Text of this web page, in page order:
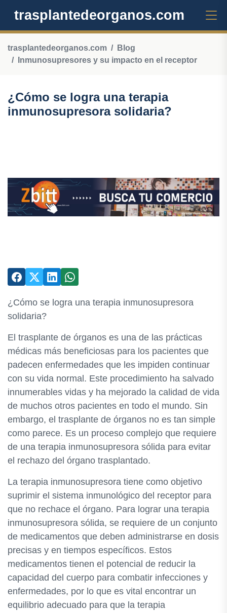
trasplantedeorganos.com
trasplantedeorganos.com
Blog
Inmunosupresores y su impacto en el receptor
¿Cómo se logra una terapia
inmunosupresora solidaria?
¿Cómo se logra una terapia inmunosupresora
solidaria?
El trasplante de órganos es una de las prácticas
médicas más beneficiosas para los pacientes que
padecen enfermedades que les impiden continuar
con su vida normal. Este procedimiento ha salvado
innumerables vidas y ha mejorado la calidad de vida
de muchos otros pacientes en todo el mundo. Sin
embargo, el trasplante de órganos no es tan simple
como parece. Es un proceso complejo que requiere
de una terapia inmunosupresora sólida para evitar
el rechazo del órgano trasplantado.
La terapia inmunosupresora tiene como objetivo
suprimir el sistema inmunológico del receptor para
que no rechace el órgano. Para lograr una terapia
inmunosupresora sólida, se requiere de un conjunto
de medicamentos que deben administrarse en dosis
precisas y en tiempos específicos. Estos
medicamentos tienen el potencial de reducir la
capacidad del cuerpo para combatir infecciones y
enfermedades, por lo que es vital encontrar un
equilibrio adecuado para que la terapia